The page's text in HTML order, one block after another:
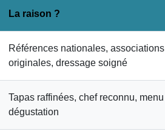
La raison ?
Références nationales, associations
originales, dressage soigné
Tapas raffinées, chef reconnu, menu
dégustation